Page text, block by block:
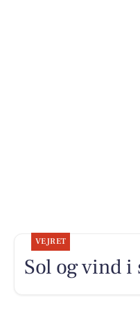
VEJRET
Sol og vind